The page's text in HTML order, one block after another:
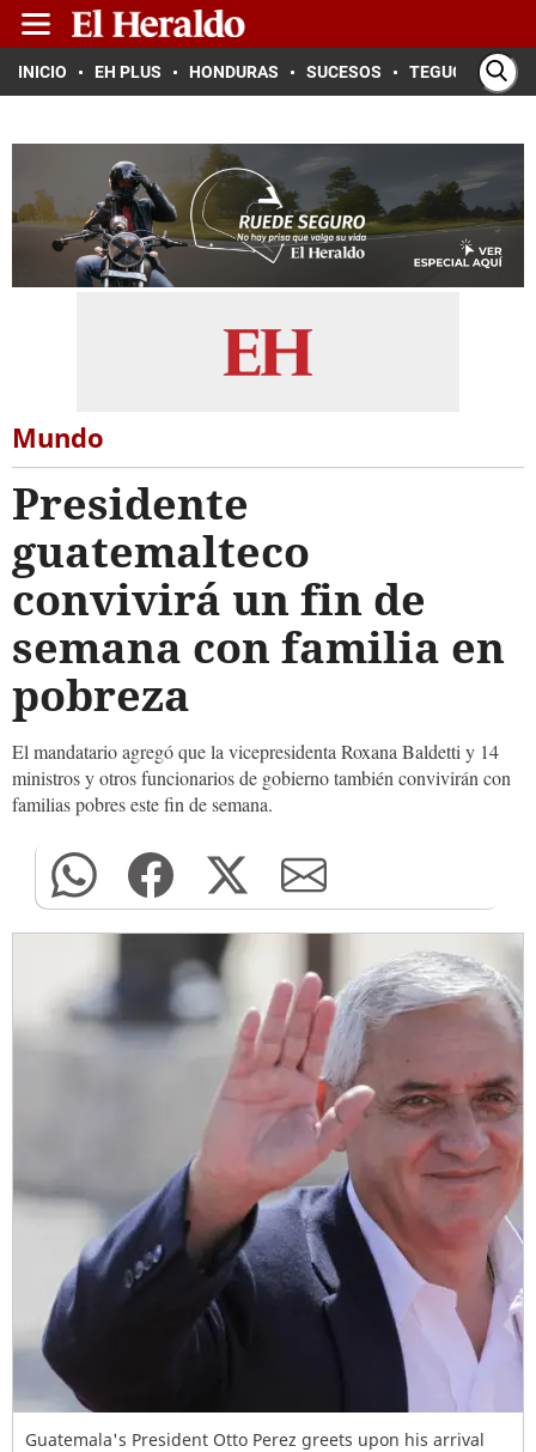
INICIO EH PLUS HONDURAS SUCESOS TEGUCIGALPA
Mundo
Presidente
guatemalteco
convivirá un fin de
semana con familia en
pobreza
El mandatario agregó que la vicepresidenta Roxana Baldetti y 14
ministros y otros funcionarios de gobierno también convivirán con
familias pobres este fin de semana.
Guatemala's President Otto Perez greets upon his arrival